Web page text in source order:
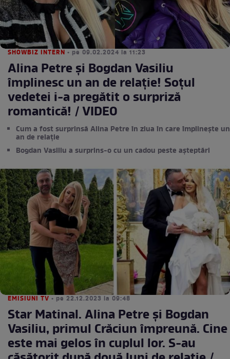
SHOWBIZ INTERN • pe 09.02.2024 la 11:23
Alina Petre și Bogdan Vasiliu
împlinesc un an de relație! Soțul
vedetei i-a pregătit o surpriză
romantică! / VIDEO
Cum a fost surprinsă Alina Petre în ziua în care împlinește un
an de relație
Bogdan Vasiliu a surprins-o cu un cadou peste așteptări
EMISIUNI TV • pe 22.12.2023 la 09:48
Star Matinal. Alina Petre și Bogdan
Vasiliu, primul Crăciun împreună. Cine
este mai gelos în cuplul lor. S-au